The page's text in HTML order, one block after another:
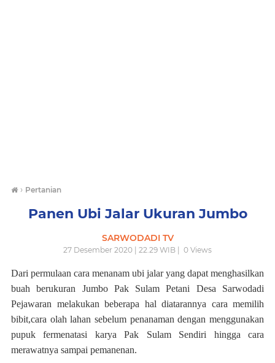
› Pertanian
Panen Ubi Jalar Ukuran Jumbo
SARWODADI TV
27 Desember 2020 | 22.29 WIB | 0 Views
Dari permulaan cara menanam ubi jalar yang dapat menghasilkan
buah berukuran Jumbo Pak Sulam Petani Desa Sarwodadi
Pejawaran melakukan beberapa hal diatarannya cara memilih
bibit,cara olah lahan sebelum penanaman dengan menggunakan
pupuk fermenatasi karya Pak Sulam Sendiri hingga cara
merawatnya sampai pemanenan.